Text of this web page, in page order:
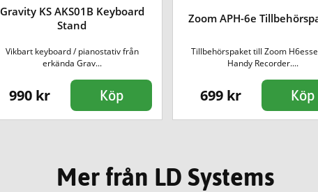
Gravity KS AKS01B Keyboard
Stand
Vikbart keyboard / pianostativ från
erkända Grav...
990 kr Köp
Zoom APH-6e
Tillbehörspaket till Zoom
Handy Recorder....
699 kr Köp
Mer från LD Systems